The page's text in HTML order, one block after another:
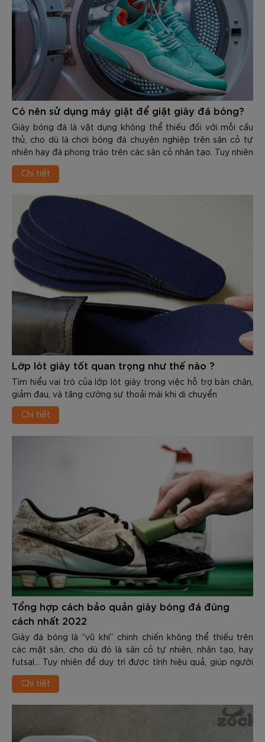
Có nên sử dụng máy giặt để giặt giày đá bóng?
Giày bóng đá là vật dụng không thể thiếu đối với mỗi cầu
thủ, cho dù là chơi bóng đá chuyên nghiệp trên sân cỏ tự
nhiên hay đá phong trào trên các sân cỏ nhân tạo. Tuy nhiên
việc bảo quản và vệ sinh g...
Chi tiết
Lớp lót giày tốt quan trọng như thế nào ?
Tìm hiểu vai trò của lớp lót giày trong việc hỗ trợ bàn chân,
giảm đau, và tăng cường sự thoải mái khi di chuyển
Chi tiết
Tổng hợp cách bảo quản giày bóng đá đúng
cách nhất 2022
Giày đá bóng là “vũ khí” chinh chiến không thể thiếu trên
các mặt sân, cho dù đó là sân cỏ tự nhiên, nhân tạo, hay
futsal… Tuy nhiên để duy trì được tính hiệu quả, giúp người
chơi thể hiện được hết ph...
Chi tiết